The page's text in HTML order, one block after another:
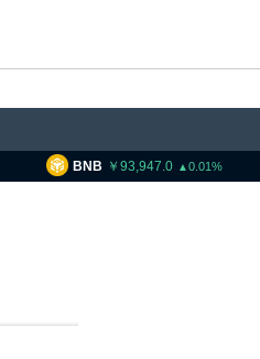
BNB 93,947.0 0.01